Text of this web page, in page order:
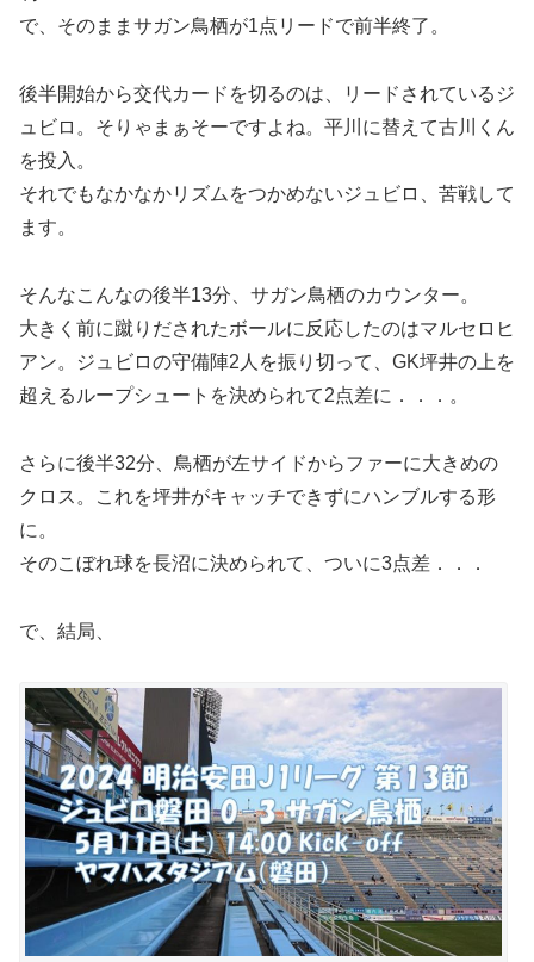
で、そのままサガン鳥栖が1点リードで前半終了。
後半開始から交代カードを切るのは、リードされているジ
ュビロ。そりゃまぁそーですよね。平川に替えて古川くん
を投入。
それでもなかなかリズムをつかめないジュビロ、苦戦して
ます。
そんなこんなの後半13分、サガン鳥栖のカウンター。
大きく前に蹴りだされたボールに反応したのはマルセロヒ
アン。ジュビロの守備陣2人を振り切って、GK坪井の上を
超えるループシュートを決められて2点差に．．．。
さらに後半32分、鳥栖が左サイドからファーに大きめの
クロス。これを坪井がキャッチできずにハンブルする形
に。
そのこぼれ球を長沼に決められて、ついに3点差．．．
で、結局、